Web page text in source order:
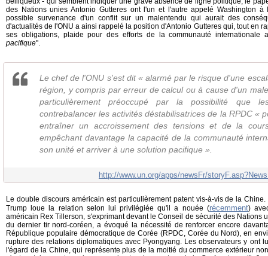
des Nations unies Antonio Gutteres ont l'un et l'autre appelé Washington
possible survenance d'un conflit sur un malentendu qui aurait des
d'actualités de l'ONU a ainsi rappelé la position d'Antonio Gutteres qui, tout en
ses obligations, plaide pour des efforts de la communauté internationale
pacifique".
Le chef de l'ONU s'est dit « alarmé par le risque d'une
région, y compris par erreur de calcul ou à cause d'un
particulièrement préoccupé par la possibilité que
contrebalancer les activités déstabilisatrices de la RPDC «
entraîner un accroissement des tensions et de la
empêchant davantage la capacité de la communauté
son unité et arriver à une solution pacifique ».
http://www.un.org/apps/newsFr/
Le double discours américain est particulièrement patent vis-à-vis de la
Trump loue la relation selon lui privilégiée qu'il a nouée (récemment)
américain Rex Tillerson, s'exprimant devant le Conseil de sécurité des Nations
du dernier tir nord-coréen, a évoqué la nécessité de renforcer encore
République populaire démocratique de Corée (RPDC, Corée du Nord), en
rupture des relations diplomatiques avec Pyongyang. Les observateurs y ont
l'égard de la Chine, qui représente plus de la moitié du commerce extérieur